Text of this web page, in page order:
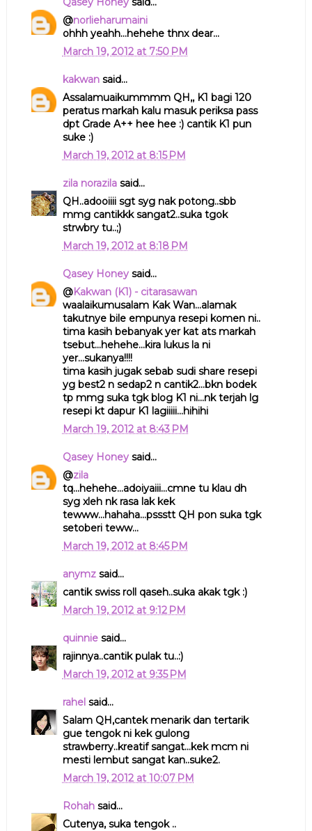
@norlieharumaini
ohhh yeahh...hehehe thnx dear...
March 19, 2012 at 7:50 PM
kakwansaid...
Assalamuaikummmm QH,, K1 bagi 120
peratus markah kalu masuk periksa pass
dpt Grade A++ hee hee :) cantik K1 pun
suke :)
March 19, 2012 at 8:15 PM
zila norazilasaid...
QH..adooiiii sgt syg nak potong..sbb
mmg cantikkk sangat2..suka tgok
strwbry tu..;)
March 19, 2012 at 8:18 PM
Qasey Honeysaid...
@Kakwan (K1) - citarasawan
waalaikumusalam Kak Wan...alamak
takutnye bile empunya resepi komen ni..
tima kasih bebanyak yer kat ats markah
tsebut...hehehe...kira lukus la ni
yer...sukanya!!!!
tima kasih jugak sebab sudi share resepi
yg best2 n sedap2 n cantik2...bkn bodek
tp mmg suka tgk blog K1 ni...nk terjah lg
resepi kt dapur K1 lagiiiii...hihihi
March 19, 2012 at 8:43 PM
Qasey Honeysaid...
@zila
tq...hehehe...adoiyaiii...cmne tu klau dh
syg xleh nk rasa lak kek
tewww...hahaha...pssstt QH pon suka tgk
setoberi teww...
March 19, 2012 at 8:45 PM
anymzsaid...
cantik swiss roll qaseh..suka akak tgk :)
March 19, 2012 at 9:12 PM
quinniesaid...
rajinnya..cantik pulak tu..:)
March 19, 2012 at 9:35 PM
rahelsaid...
Salam QH,cantek menarik dan tertarik
gue tengok ni kek gulong
strawberry..kreatif sangat...kek mcm ni
mesti lembut sangat kan..suke2.
March 19, 2012 at 10:07 PM
Rohahsaid...
Cutenya, suka tengok ..